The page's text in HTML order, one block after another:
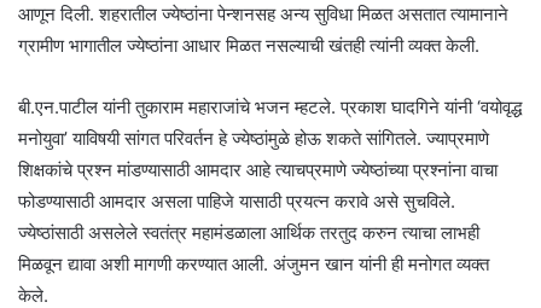
आणून दिली. शहरातील ज्येष्ठांना पेन्शनसह अन्य सुविधा मिळत असतात त्यामानाने
ग्रामीण भागातील ज्येष्ठांना आधार मिळत नसल्याची खंतही त्यांनी व्यक्त केली.
बी.एन.पाटील यांनी तुकाराम महाराजांचे भजन म्हटले. प्रकाश घादगिने यांनी ‘वयोवृद्ध
मनोयुवा’ याविषयी सांगत परिवर्तन हे ज्येष्ठांमुळे होऊ शकते सांगितले. ज्याप्रमाणे
शिक्षकांचे प्रश्न मांडण्यासाठी आमदार आहे त्याचप्रमाणे ज्येष्ठांच्या प्रश्नांना वाचा
फोडण्यासाठी आमदार असला पाहिजे यासाठी प्रयत्न करावे असे सुचविले.
ज्येष्ठांसाठी असलेले स्वतंत्र महामंडळाला आर्थिक तरतुद करुन त्याचा लाभही
मिळवून द्यावा अशी मागणी करण्यात आली. अंजुमन खान यांनी ही मनोगत व्यक्त
केले.